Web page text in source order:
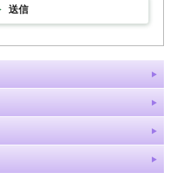
送信